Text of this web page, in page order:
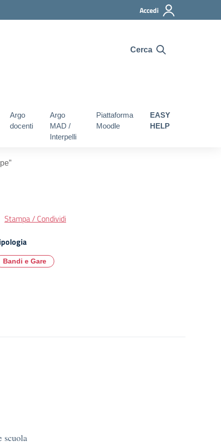
Accedi
Cerca
Argo
docenti
Argo
MAD /
Interpelli
Piattaforma
Moodle
EASY
HELP
Stampa / Condividi
Bandi e Gare
scuola